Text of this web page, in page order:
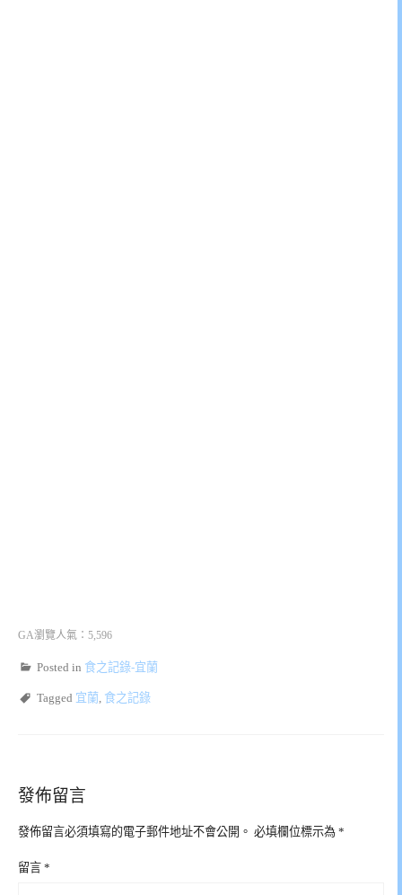
GA瀏覽人氣：5,596
Posted in 食之記錄-宜蘭
Tagged 宜蘭, 食之記錄
發佈留言
發佈留言必須填寫的電子郵件地址不會公開。 必填欄位標示為 *
留言 *